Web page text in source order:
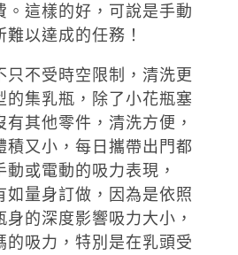
。這樣的好，可說是手動
以達成的任務！
只不受時空限制，清洗更
的集乳瓶，除了小花瓶塞
其他零件，清洗方便，
積又小，每日攜帶出門都
或電動的吸力表現，
如量身訂做，因為是依照
的深度影響吸力大小，
的吸力，特別是在乳頭受